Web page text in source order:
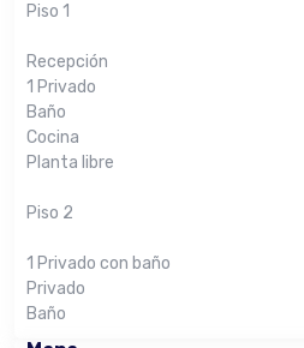
Piso 1
Recepción
1 Privado
Baño
Cocina
Planta libre
Piso 2
1 Privado con baño
Privado
Baño